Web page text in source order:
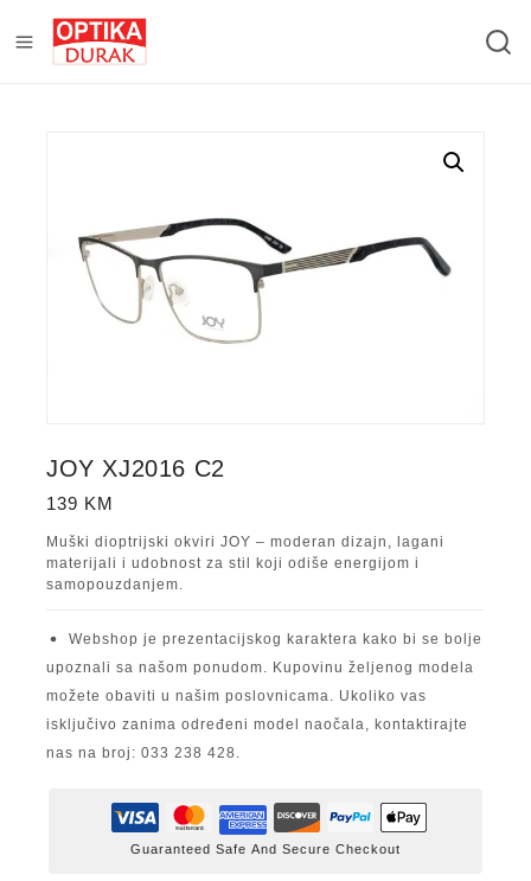
JOY XJ2016 C2
139 KM
Muški dioptrijski okviri JOY – moderan dizajn, lagani
materijali i udobnost za stil koji odiše energijom i
samopouzdanjem.
Webshop je prezentacijskog karaktera kako bi se bolje
upoznali sa našom ponudom. Kupovinu željenog modela
možete obaviti u našim poslovnicama. Ukoliko vas
isključivo zanima određeni model naočala, kontaktirajte
nas na broj: 033 238 428.
Guaranteed Safe And Secure Checkout